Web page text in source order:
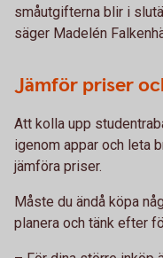
småutgifterna blir i
säger Madelén
Jämför priser
Att kolla upp
igenom appar och leta
jämföra priser.
Måste du ändå köpa
planera och tänk efter